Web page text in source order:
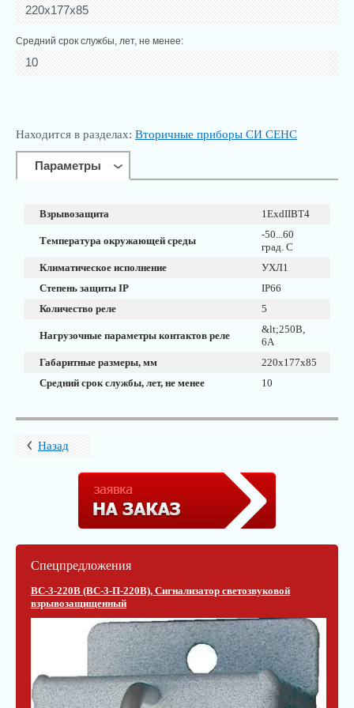
220х177х85
Средний срок службы, лет, не менее:
10
Находится в разделах: Вторичные приборы СИ СЕНС
Параметры
Взрывозащита 1ExdIIВТ4
Температура окружающей среды
-50...60
град. С
Климатическое исполнение
УХЛ1
Степень защиты IP
IP66
Количество реле
5
Нагрузочные параметры контактов реле
&lt;250В,
6А
Габаритные размеры, мм
220х177х85
Средний срок службы, лет, не менее
10
Назад
Спецпредложения
ВС-3-220В (ВС-3-П-220В), Сигнализатор светозвуковой
взрывозащищенный